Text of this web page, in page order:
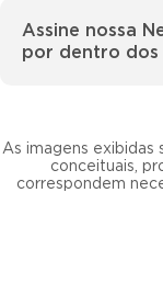
As imagens exibidas
conceituais,
correspondem
Assine nossa
por dentro dos